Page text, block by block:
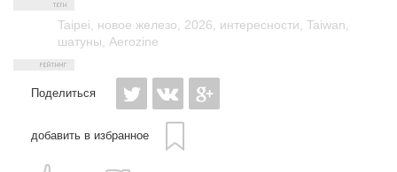
Taipei новое железо 2026 интересности Taiwan
шатуны
Aerozine
Поделиться
добавить в избранное